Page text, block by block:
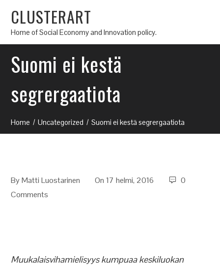
CLUSTERART
Home of Social Economy and Innovation policy.
Suomi ei kestä
segrergaatiota
Home Uncategorized Suomi ei kestä segrergaatiota
ByMatti Luostarinen On 17 helmi, 2016
0
Comments
Muukalaisvihamielisyys kumpuaa keskiluokan